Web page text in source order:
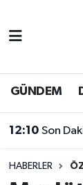
GÜNDEM
12:10 Son
HABERLER
BİLİM
DERGİ
DÜNYA
Süper
Tüm